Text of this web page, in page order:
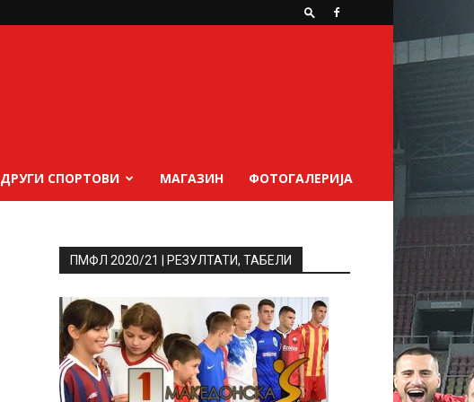
ДРУГИ СПОРТОВИ МАГАЗИН ФОТОГАЛЕРИЈА
ПМФЛ 2020/21 | РЕЗУЛТАТИ, ТАБЕЛИ